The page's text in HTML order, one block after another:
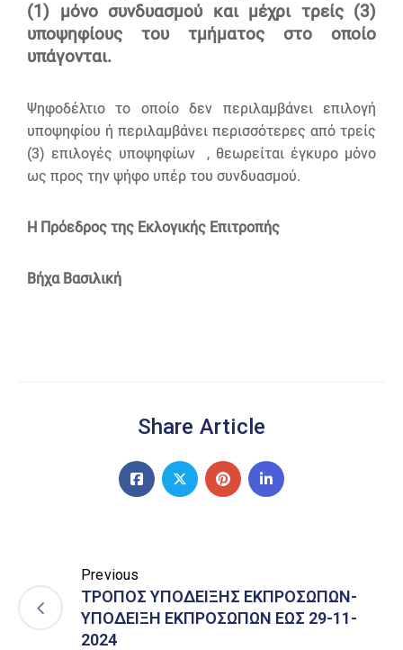
(1) μόνο συνδυασμού και μέχρι τρείς (3)
υποψηφίους του τμήματος στο οποίο
υπάγονται.
Ψηφοδέλτιο το οποίο δεν περιλαμβάνει επιλογή
υποψηφίου ή περιλαμβάνει περισσότερες από τρείς
(3) επιλογές υποψηφίων , θεωρείται έγκυρο μόνο
ως προς την ψήφο υπέρ του συνδυασμού.
Η Πρόεδρος της Εκλογικής Επιτροπής
Βήχα Βασιλική
Share Article
Previous
ΤΡΟΠΟΣ ΥΠΟΔΕΙΞΗΣ ΕΚΠΡΟΣΩΠΩΝ-
ΥΠΟΔΕΙΞΗ ΕΚΠΡΟΣΩΠΩΝ ΕΩΣ 29-11-
2024